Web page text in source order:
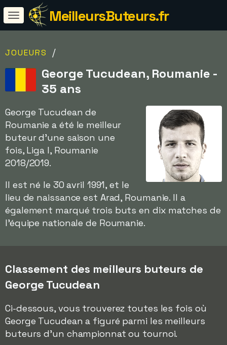
MeilleursButeurs.fr
JOUEURS /
George Tucudean, Roumanie -
35 ans
George Tucudean de
Roumanie a été le meilleur
buteur d'une saison une
fois, Liga I, Roumanie
2018/2019.
Il est né le 30 avril 1991, et le
lieu de naissance est Arad, Roumanie. Il a
également marqué trois buts en dix matches de
l'équipe nationale de Roumanie.
Classement des meilleurs buteurs de
George Tucudean
Ci-dessous, vous trouverez toutes les fois où
George Tucudean a figuré parmi les meilleurs
buteurs d'un championnat ou tournoi.